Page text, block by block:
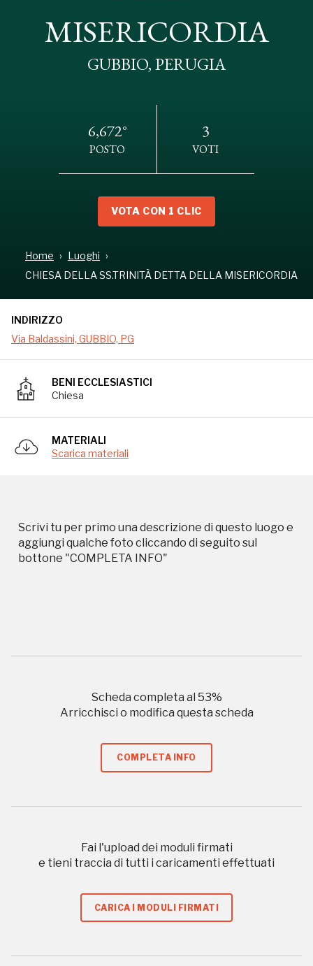
MISERICORDIA
GUBBIO, PERUGIA
6,672°
POSTO
3
VOTI
VOTA CON 1 CLIC
Home
Luoghi
CHIESA DELLA SS.TRINITÀ DETTA DELLA MISERICORDIA
INDIRIZZO
Via Baldassini, GUBBIO, PG
BENI ECCLESIASTICI
Chiesa
MATERIALI
Scarica materiali
Scrivi tu per primo una descrizione di questo luogo e
aggiungi qualche foto cliccando di seguito sul
bottone "COMPLETA INFO"
Scheda completa al 53%
Arricchisci o modifica questa scheda
COMPLETA INFO
Fai l'upload dei moduli firmati
e tieni traccia di tutti i caricamenti effettuati
CARICA I MODULI FIRMATI
GUBBIO, PERUGIA
Via Baldassini, GUBBIO, PG
Campagne in corso in questo
luogo
Registrati alla newsletter